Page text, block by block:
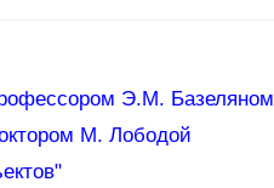
Э.М. Базеляном
М. Лободой